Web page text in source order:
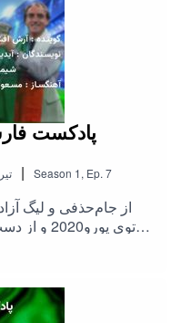
۱۴۰۰ تیر ۲۷, یکشنبه | Season 1, Ep. 7
از جام‌حذفی و لیگ
توی
صدر ... گوینده :
دقایقی تیم